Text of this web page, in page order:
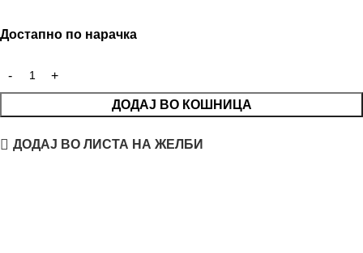
Достапно по нарачка
ДОДАЈ ВО КОШНИЦА
ДОДАЈ ВО ЛИСТА НА ЖЕЛБИ